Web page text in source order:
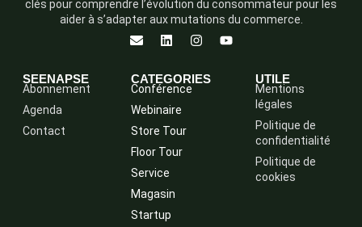
clés pour comprendre l’évolution du consommateur pour les
aider à s’adapter aux mutations du commerce.
SEENAPSE
Abonnement
Agenda
Contact
CATEGORIES
Conférence
Webinaire
Store Tour
Floor Tour
Service
Magasin
Startup
UTILE
Mentions
légales
Politique de
confidentialité
Politique de
cookies